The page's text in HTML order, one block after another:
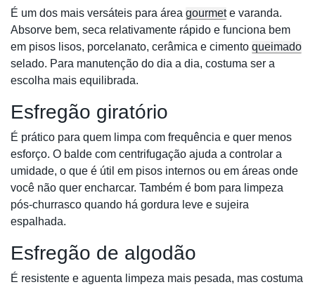
É um dos mais versáteis para área gourmete varanda.
Absorve bem, seca relativamente rápido e funciona bem
em pisos lisos, porcelanato, cerâmica e cimento queimado
selado. Para manutenção do dia a dia, costuma ser a
escolha mais equilibrada.
Esfregão giratório
É prático para quem limpa com frequência e quer menos
esforço. O balde com centrifugação ajuda a controlar a
umidade, o que é útil em pisos internos ou em áreas onde
você não quer encharcar. Também é bom para limpeza
pós-churrasco quando há gordura leve e sujeira
espalhada.
Esfregão de algodão
É resistente e aguenta limpeza mais pesada, mas costuma